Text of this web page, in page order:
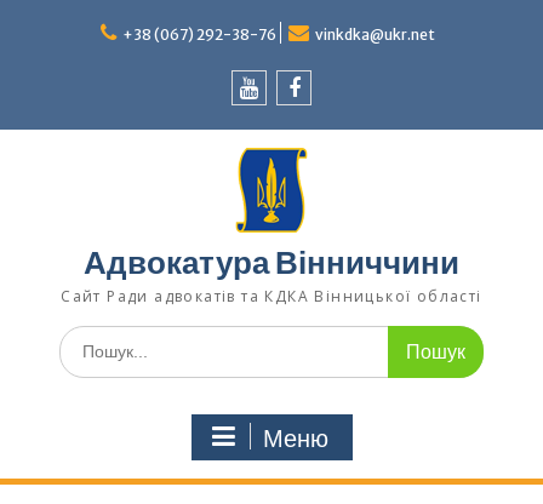
+38 (067) 292-38-76 vinkdka@ukr.net
Адвокатура Вінниччини
Сайт Ради адвокатів та КДКА Вінницької області
Шукати:
Меню